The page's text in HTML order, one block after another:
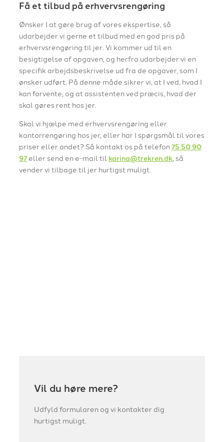
Få et tilbud på erhvervsrengøring
Ønsker I at gøre brug af vores ekspertise, så
udarbejder vi gerne et tilbud med en god pris på
erhvervsrengøring til jer. Vi kommer ud til en
besigtigelse af opgaven, og herfra udarbejder vi en
specifik arbejdsbeskrivelse ud fra de opgaver, som I
ønsker udført. På denne måde sikrer vi, at I ved, hvad I
kan forvente, og at assistenten ved præcis, hvad der
skal gøres rent hos jer.
Skal vi hjælpe med erhvervsrengøring eller
kontorrengøring hos jer, eller har I spørgsmål til vores
priser eller andet? Så kontakt os på telefon75 50 90
97eller send en e-mail til karina@trekren.dk, så
vender vi tilbage til jer hurtigst muligt.
Vil du høre mere?
Udfyld formularen og vi kontakter dig
hurtigst muligt.